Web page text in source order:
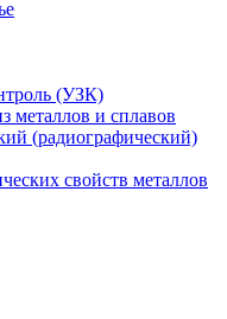
(УЗК)
металлов и сплавов
(радиографический)
свойств металлов